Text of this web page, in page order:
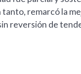
remarcó la
reversión de